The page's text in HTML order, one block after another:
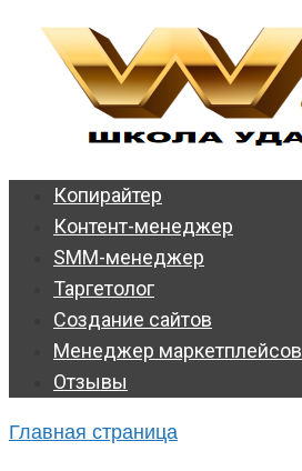
Перейти
контенту
Копирайтер
Контент-менеджер
SMM-менеджер
Таргетолог
Создание сайтов
Менеджер маркетплейсов
Отзывы
Главная страница